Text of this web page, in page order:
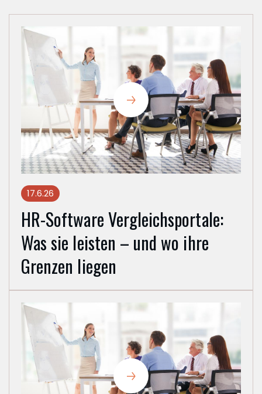
17.6.26
HR-Software Vergleichsportale:
Was sie leisten – und wo ihre
Grenzen liegen